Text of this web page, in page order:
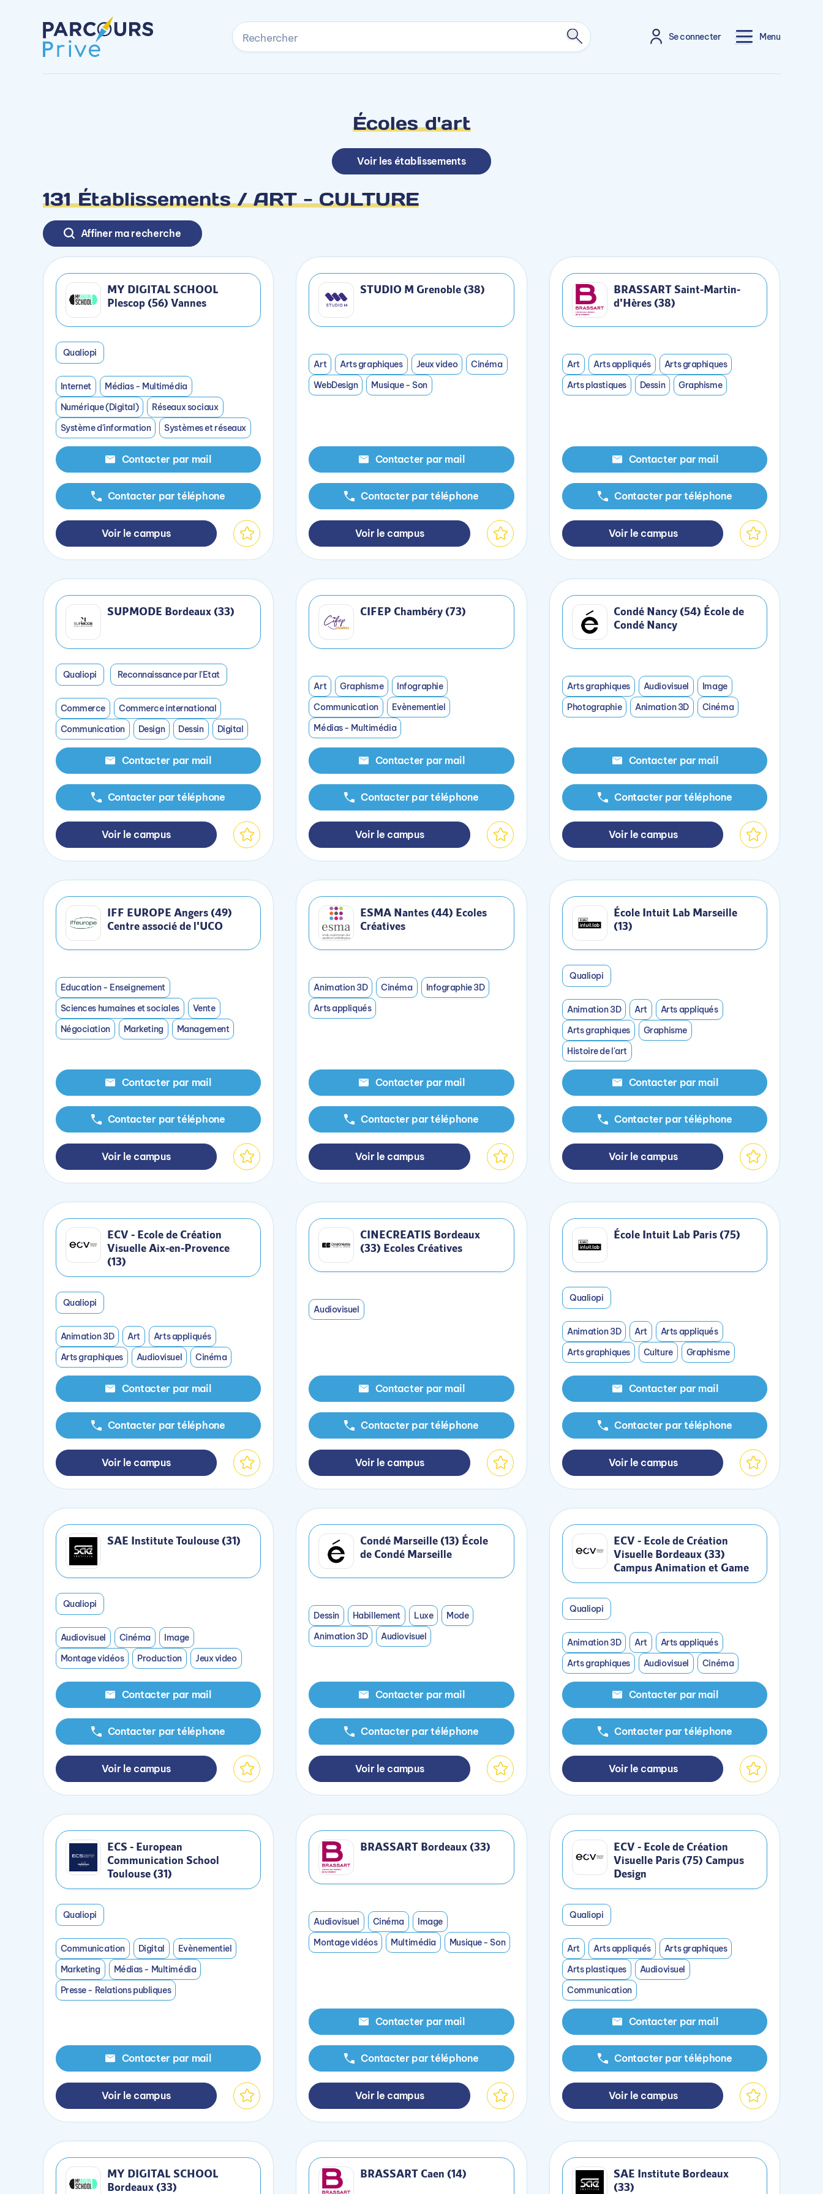
Rechercher Se connecter Menu
Écoles d'art
Voir les établissements
131 Établissements / ART - CULTURE
Affiner ma recherche
MY DIGITAL SCHOOL
Plescop (56) Vannes
Qualiopi
Internet
Médias - Multimédia
Numérique (Digital)
Réseaux sociaux
Système d'information
Systèmes et réseaux
Contacter par mail
Contacter par téléphone
Voir le campus
STUDIO M Grenoble (38)
Art Arts graphiques Jeux video
Cinéma
WebDesign
Musique - Son
Contacter par mail
Contacter par téléphone
Voir le campus
BRASSART Saint-Martin-
d'Hères (38)
Art Arts appliqués
Arts graphiques
Arts plastiques
Dessin Graphisme
Contacter par mail
Contacter par téléphone
Voir le campus
SUPMODE Bordeaux (33)
Qualiopi Reconnaissance par l'Etat
Commerce
Commerce international
Communication
Design Dessin Digital
Contacter par mail
Contacter par téléphone
Voir le campus
CIFEP Chambéry (73)
Art Graphisme
Infographie
Communication
Evènementiel
Médias - Multimédia
Contacter par mail
Contacter par téléphone
Voir le campus
Condé Nancy (54) École de
Condé Nancy
Arts graphiques Audiovisuel
Image
Photographie
Animation 3D Cinéma
Contacter par mail
Contacter par téléphone
Voir le campus
IFF EUROPE Angers (49)
Centre associé de l'UCO
Education - Enseignement
Sciences humaines et sociales
Vente
Négociation
Marketing Management
Contacter par mail
Contacter par téléphone
Voir le campus
ESMA Nantes (44) Ecoles
Créatives
Animation 3D Cinéma
Infographie 3D
Arts appliqués
Contacter par mail
Contacter par téléphone
Voir le campus
École Intuit Lab Marseille
(13)
Qualiopi
Animation 3D Art
Arts appliqués
Arts graphiques
Graphisme
Histoire de l'art
Contacter par mail
Contacter par téléphone
Voir le campus
ECV - Ecole de Création
Visuelle Aix-en-Provence
(13)
Qualiopi
Animation 3D Art
Arts appliqués
Arts graphiques
Audiovisuel Cinéma
Contacter par mail
Contacter par téléphone
Voir le campus
CINECREATIS Bordeaux
(33) Ecoles Créatives
Audiovisuel
Contacter par mail
Contacter par téléphone
Voir le campus
École Intuit Lab Paris (75)
Qualiopi
Animation 3D Art
Arts appliqués
Arts graphiques
Culture Graphisme
Contacter par mail
Contacter par téléphone
Voir le campus
SAE Institute Toulouse (31)
Qualiopi
Audiovisuel Cinéma
Image
Montage vidéos
Production Jeux video
Contacter par mail
Contacter par téléphone
Voir le campus
Condé Marseille (13) École
de Condé Marseille
Dessin Habillement Luxe
Mode
Animation 3D
Audiovisuel
Contacter par mail
Contacter par téléphone
Voir le campus
ECV - Ecole de Création
Visuelle Bordeaux (33)
Campus Animation et Game
Qualiopi
Animation 3D Art
Arts appliqués
Arts graphiques
Audiovisuel Cinéma
Contacter par mail
Contacter par téléphone
Voir le campus
ECS - European
Communication School
Toulouse (31)
Qualiopi
Communication Digital
Evènementiel
Marketing
Médias - Multimédia
Presse - Relations publiques
Contacter par mail
Voir le campus
BRASSART Bordeaux (33)
Audiovisuel Cinéma
Image
Montage vidéos
Multimédia Musique - Son
Contacter par mail
Contacter par téléphone
Voir le campus
ECV - Ecole de Création
Visuelle Paris (75) Campus
Design
Qualiopi
Art Arts appliqués
Arts graphiques
Arts plastiques
Audiovisuel
Communication
Contacter par mail
Contacter par téléphone
Voir le campus
MY DIGITAL SCHOOL
Bordeaux (33)
BRASSART Caen (14)
SAE Institute Bordeaux
(33)